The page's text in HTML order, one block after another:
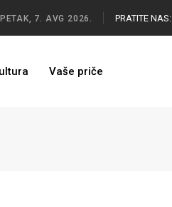
PETAK, 7. AVG 2026. PRATITE NAS:
Vaše priče